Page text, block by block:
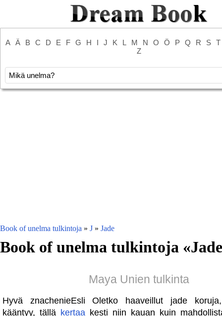
A Ä B C D E F G H I J K L M N O Ö P Q R S
T
Z
Book of unelma tulkintoja » J » Jade
Book of unelma tulkintoja «Jade
Maya Unien tulkinta
Hyvä znachenieEsli Oletko haaveillut jade
kääntyy, tällä kertaa kesti niin kauan kuin